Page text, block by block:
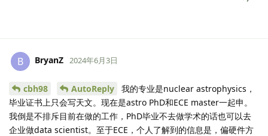
B BryanZ 2024年6月3日
cbh98 AutoReply
我的专业是nuclear astrophysics，
毕业证书上只会写天文。现在是astro PhD和ECE master一起申。
我倒是不排斥目前在做的工作，PhD毕业不去做学术的话也可以去
企业做data scientist。至于ECE，个人了解到的信息是，偏硬件方